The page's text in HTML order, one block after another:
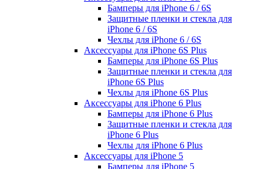
Бамперы для iPhone 6 / 6S
Защитные пленки и стекла для
iPhone 6 / 6S
Чехлы для iPhone 6 / 6S
Аксессуары для iPhone 6S Plus
Бамперы для iPhone 6S Plus
Защитные пленки и стекла для
iPhone 6S Plus
Чехлы для iPhone 6S Plus
Аксессуары для iPhone 6 Plus
Бамперы для iPhone 6 Plus
Защитные пленки и стекла для
iPhone 6 Plus
Чехлы для iPhone 6 Plus
Аксессуары для iPhone 5
Бамперы для iPhone 5